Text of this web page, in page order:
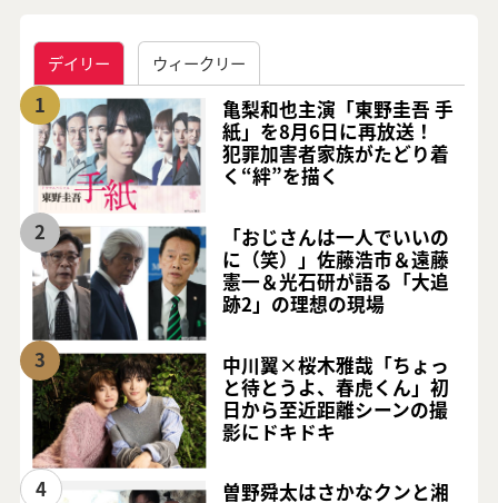
デイリー ウィークリー
1
亀梨和也主演「東野圭吾 手
紙」を8月6日に再放送！
犯罪加害者家族がたどり着
く“絆”を描く
2
「おじさんは一人でいいの
に（笑）」佐藤浩市＆遠藤
憲一＆光石研が語る「大追
跡2」の理想の現場
3
中川翼×桜木雅哉「ちょっ
と待とうよ、春虎くん」初
日から至近距離シーンの撮
影にドキドキ
4
曽野舜太はさかなクンと湘